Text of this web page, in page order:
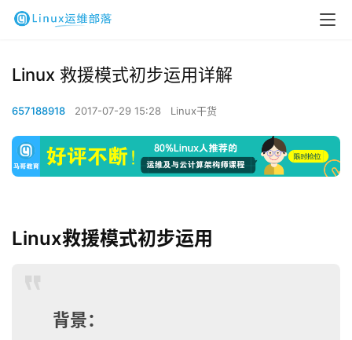
Linux 救援模式初步运用详解
657188918 2017-07-29 15:28 Linux干货
Linux救援模式初步运用
背景：